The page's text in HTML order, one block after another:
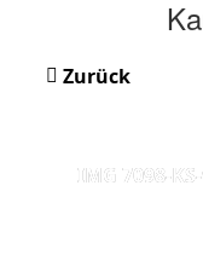
Zurück
IMG 7098-